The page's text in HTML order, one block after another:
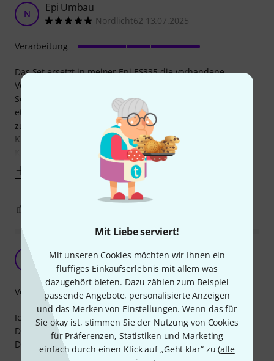
Mit Liebe serviert!
Mit unseren Cookies möchten wir Ihnen ein
fluffiges Einkaufserlebnis mit allem was
dazugehört bieten. Dazu zählen zum Beispiel
passende Angebote, personalisierte Anzeigen
und das Merken von Einstellungen. Wenn das für
Sie okay ist, stimmen Sie der Nutzung von Cookies
für Präferenzen, Statistiken und Marketing
einfach durch einen Klick auf „Geht klar“ zu (alle
N Epi Umbau
Nordlicht62 13.07.2025
Das Set ersetzt in meiner Epi ES335 die vorhandene
Verdrahtung, da die Potis immer mehr kratzten und zum
Schluss fast vollständig den Geist aufgaben. Der Einbau ist
etwas kifflig, aber machbar. Man sollte den Trick mit einer
zusätzlichen Schnur o.ä. für die Positionierung der
Klinkenbuchse anwenden, dann klappt das auch.
Klanglich ist auf jeden Fall alles super.
Verarbeitung
Vorsicht beim Einbau!
Jakko Swiftl 13.08.2021
Ich habe mir meine ES-335 wieder her gerichtet.
Die Maße sind absolut genau und passen perfekt!
Der erste Eindruck ist auch sehr solide und kompakt!
Verarbeitung